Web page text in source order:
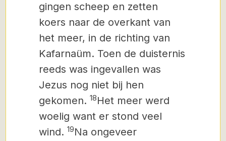
gingen scheep en zetten
koers naar de overkant van
het meer, in de richting van
Kafarnaüm. Toen de duisternis
reeds was ingevallen was
Jezus nog niet bij hen
gekomen. 18Het meer werd
woelig want er stond veel
wind. 19Na ongeveer